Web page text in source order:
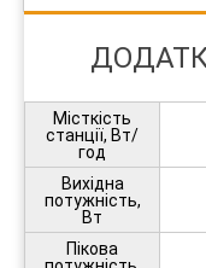
Місткість
станції, Вт/
год
Вихідна
потужність,
Вт
Пікова